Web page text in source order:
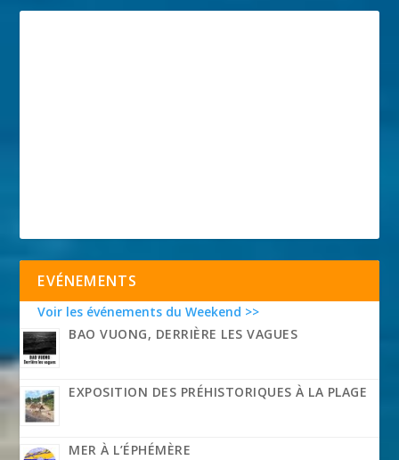
EVÉNEMENTS
Voir les événements du Weekend >>
BAO VUONG, DERRIÈRE LES VAGUES
EXPOSITION DES PRÉHISTORIQUES À LA PLAGE
MER À L’ÉPHÉMÈRE